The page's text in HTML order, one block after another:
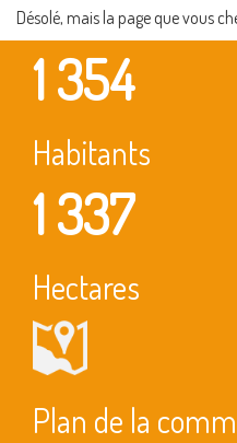
Désolé, mais la page que vous
1 354
Habitants
1 337
Hectares
Plan de la